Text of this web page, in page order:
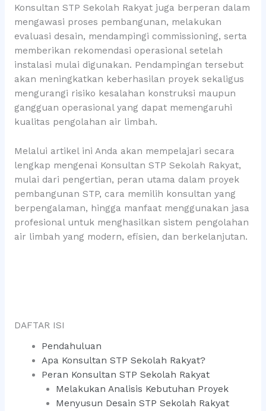
Konsultan STP Sekolah Rakyat juga berperan dalam
mengawasi proses pembangunan, melakukan
evaluasi desain, mendampingi commissioning, serta
memberikan rekomendasi operasional setelah
instalasi mulai digunakan. Pendampingan tersebut
akan meningkatkan keberhasilan proyek sekaligus
mengurangi risiko kesalahan konstruksi maupun
gangguan operasional yang dapat memengaruhi
kualitas pengolahan air limbah.
Melalui artikel ini Anda akan mempelajari secara
lengkap mengenai Konsultan STP Sekolah Rakyat,
mulai dari pengertian, peran utama dalam proyek
pembangunan STP, cara memilih konsultan yang
berpengalaman, hingga manfaat menggunakan jasa
profesional untuk menghasilkan sistem pengolahan
air limbah yang modern, efisien, dan berkelanjutan.
DAFTAR ISI
Pendahuluan
Apa Konsultan STP Sekolah Rakyat?
Peran Konsultan STP Sekolah Rakyat
Melakukan Analisis Kebutuhan Proyek
Menyusun Desain STP Sekolah Rakyat